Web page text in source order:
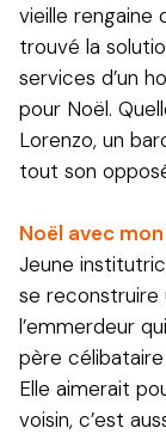
vieille rengaine
trouvé la
services d’un
pour Noël.
Lorenzo, un
tout son
Noël avec
Jeune
se reconstruire
l’emmerdeur
père célibataire
Elle aimerait
voisin, c’est